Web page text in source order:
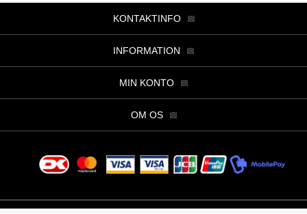
KONTAKTINFO
INFORMATION
MIN KONTO
OM OS